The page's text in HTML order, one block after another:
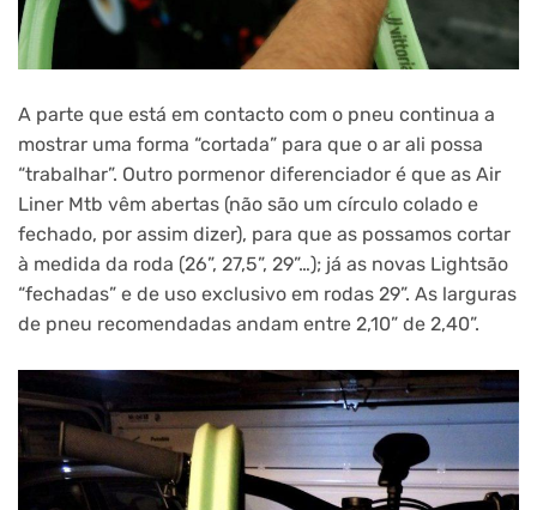
A parte que está em contacto com o pneu continua a
mostrar uma forma “cortada” para que o ar ali possa
“trabalhar”. Outro pormenor diferenciador é que as Air
Liner Mtb vêm abertas (não são um círculo colado e
fechado, por assim dizer), para que as possamos cortar
à medida da roda (26”, 27,5”, 29”…); já as novas Lightsão
“fechadas” e de uso exclusivo em rodas 29”. As larguras
de pneu recomendadas andam entre 2,10” de 2,40”.